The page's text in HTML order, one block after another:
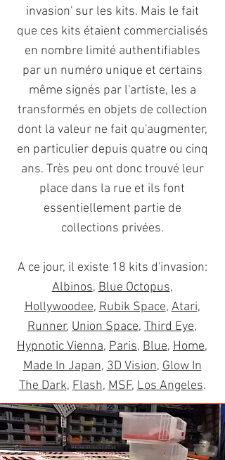
invasion' sur les kits. Mais le fait
que ces kits étaient commercialisés
en nombre limité authentifiables
par un numéro unique et certains
même signés par l'artiste, les a
transformés en objets de collection
dont la valeur ne fait qu'augmenter,
en particulier depuis quatre ou cinq
ans. Très peu ont donc trouvé leur
place dans la rue et ils font
essentiellement partie de
collections privées.
A ce jour, il existe 18 kits d'invasion:
Albinos, Blue Octopus,
Hollywoodee, Rubik Space, Atari,
Runner, Union Space, Third Eye,
Hypnotic Vienna, Paris, Blue, Home,
Made In Japan, 3D Vision, Glow In
The Dark, Flash, MSF, Los Angeles.